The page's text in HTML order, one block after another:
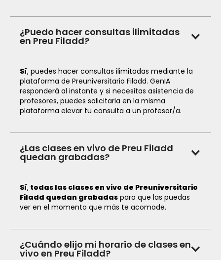
¿Puedo hacer consultas ilimitadas
en Preu Filadd?
Sí, puedes hacer consultas ilimitadas mediante la
plataforma de Preuniversitario Filadd. GenIA
responderá al instante y si necesitas asistencia de
profesores, puedes solicitarla en la misma
plataforma elevar tu consulta a un profesor/a.
¿Las clases en vivo de Preu Filadd
quedan grabadas?
Sí, todas las clases en vivo de Preuniversitario
Filadd quedan grabadas para que las puedas
ver en el momento que más te acomode.
¿Cuándo elijo mi horario de clases en
vivo en Preu Filadd?